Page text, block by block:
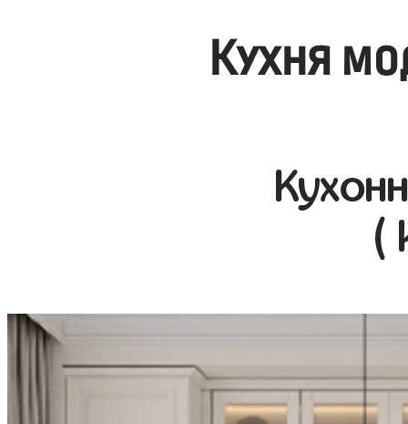
Кухня
(